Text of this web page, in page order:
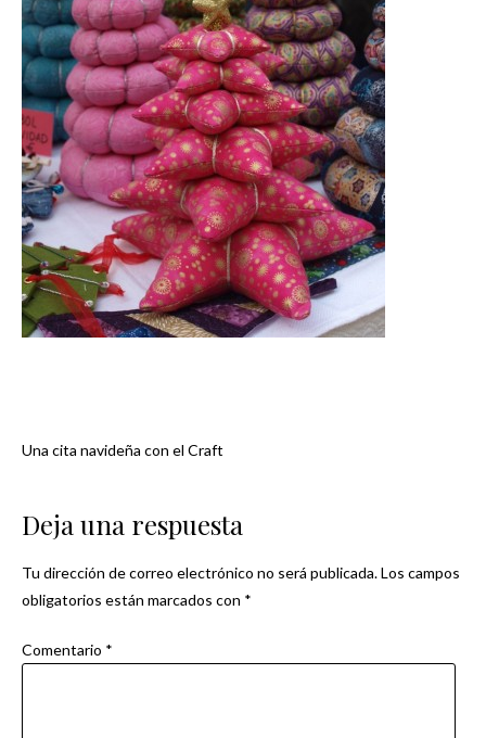
Navegación
de
entradas
Una cita navideña con el Craft
Deja una respuesta
Tu dirección de correo electrónico no será publicada.Los campos
obligatorios están marcados con *
Comentario *